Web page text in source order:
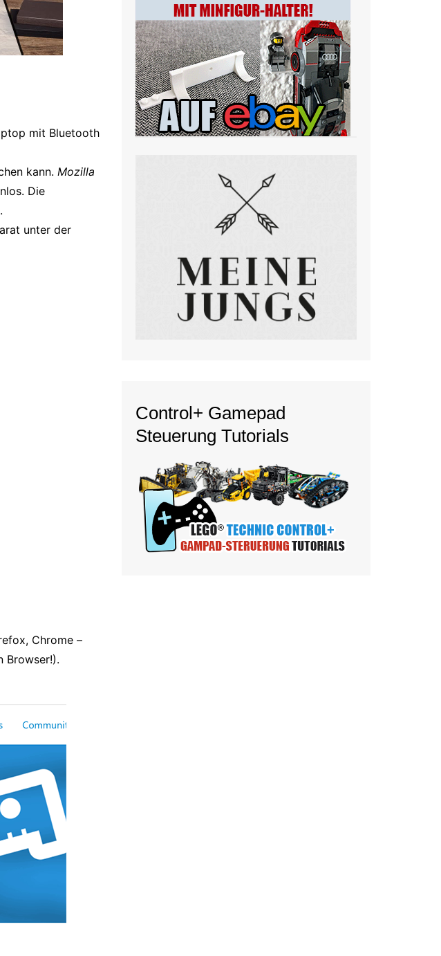
mit Bluetooth
kann. Mozilla
Die
unter der
Chrome –
Browser!).
Control+ Gamepad
Steuerung Tutorials